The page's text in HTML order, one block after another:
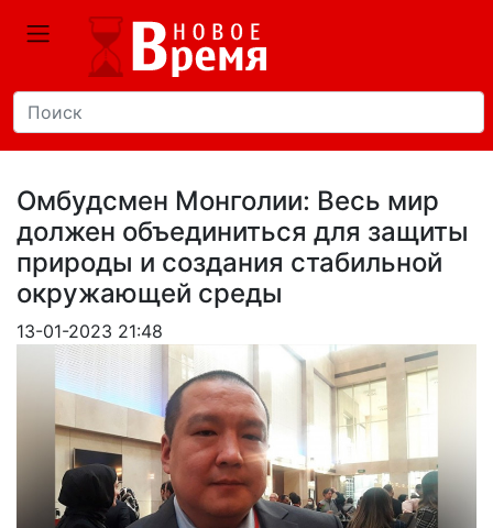
Омбудсмен Монголии: Весь мир
должен объединиться для защиты
природы и создания стабильной
окружающей среды
13-01-2023 21:48